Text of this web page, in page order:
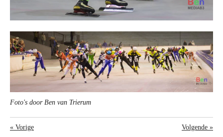
Foto's door Ben van Trierum
« Vorige Volgende »